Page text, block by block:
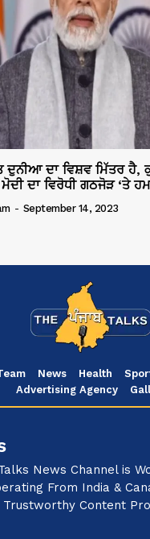
ਦੁਨੀਆ ਦਾ ਵਿਸ਼ਵ ਮਿੱਤਰ ਹੈ,
ਦਾ ਵਿਰੋਧੀ ਗਠਜੋੜ ‘ਤੇ
- September 14, 2023
News Health
Advertising Agency
News Channel is
From India &
Trustworthy Content